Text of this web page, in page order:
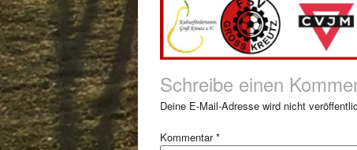
Schreibe einen
Deine E-Mail-Adresse wird nicht
Kommentar*